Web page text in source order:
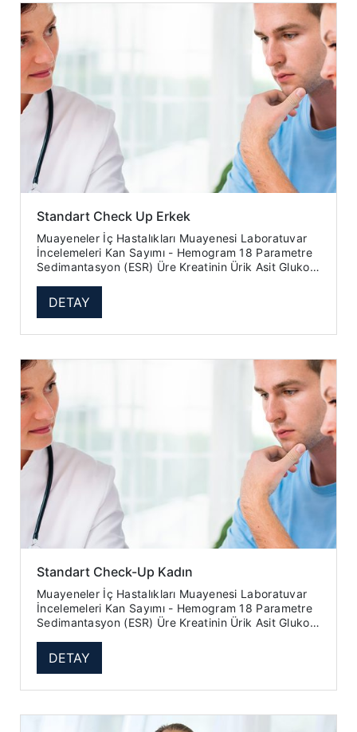
Standart Check Up Erkek
Muayeneler İç Hastalıkları Muayenesi Laboratuvar
İncelemeleri Kan Sayımı - Hemogram 18 Parametre
Sedimantasyon (ESR) Üre Kreatinin Ürik Asit Glukoz
DETAY
Standart Check-Up Kadın
Muayeneler İç Hastalıkları Muayenesi Laboratuvar
İncelemeleri Kan Sayımı - Hemogram 18 Parametre
Sedimantasyon (ESR) Üre Kreatinin Ürik Asit Glukoz
DETAY